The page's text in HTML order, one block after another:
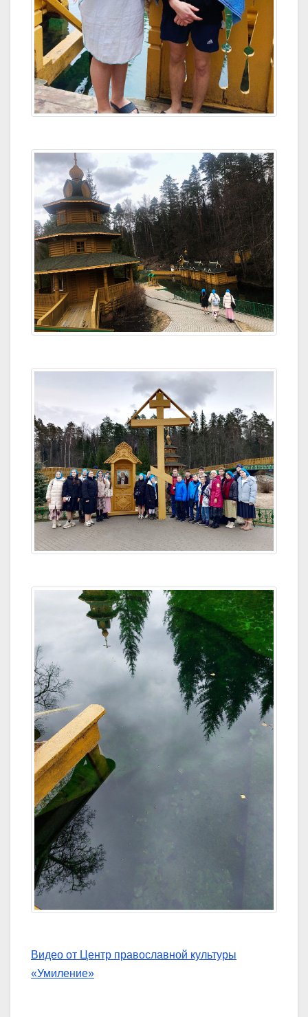
Видео от Центр православной культуры
«Умиление»